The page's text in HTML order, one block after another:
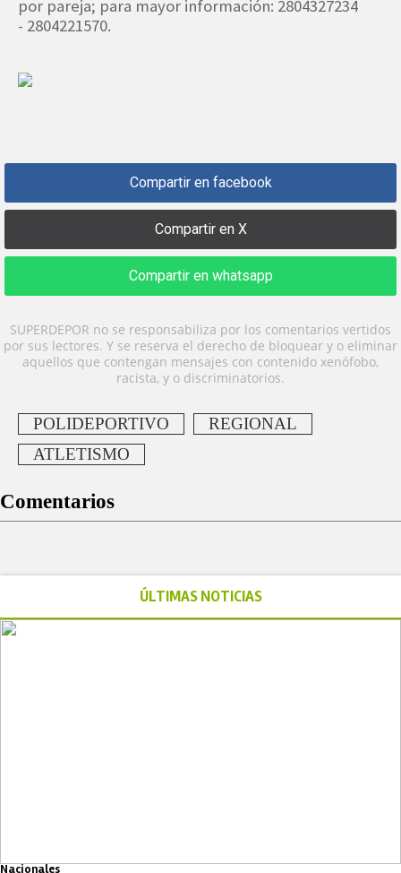
por pareja; para mayor información: 2804327234
- 2804221570.
Compartir en facebook
Compartir en X
Compartir en whatsapp
SUPERDEPOR no se responsabiliza por los comentarios vertidos
por sus lectores. Y se reserva el derecho de bloquear y o eliminar
aquellos que contengan mensajes con contenido xenófobo,
racista, y o discriminatorios.
POLIDEPORTIVO
REGIONAL
ATLETISMO
Comentarios
ÚLTIMAS NOTICIAS
Nacionales